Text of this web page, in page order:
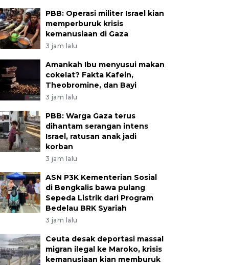
PBB: Operasi militer Israel kian
memperburuk krisis
kemanusiaan di Gaza
3 jam lalu
Amankah Ibu menyusui makan
cokelat? Fakta Kafein,
Theobromine, dan Bayi
3 jam lalu
PBB: Warga Gaza terus
dihantam serangan intens
Israel, ratusan anak jadi
korban
3 jam lalu
ASN P3K Kementerian Sosial
di Bengkalis bawa pulang
Sepeda Listrik dari Program
Bedelau BRK Syariah
3 jam lalu
Ceuta desak deportasi massal
migran ilegal ke Maroko, krisis
kemanusiaan kian memburuk